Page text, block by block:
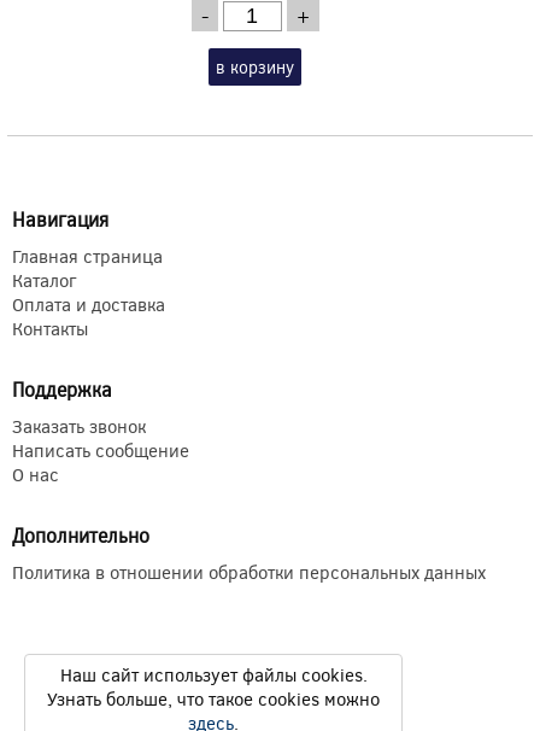
- +
в корзину
Навигация
Главная страница
Каталог
Оплата и доставка
Контакты
Поддержка
Заказать звонок
Написать сообщение
О нас
Дополнительно
Политика в отношении обработки персональных данных
Наш сайт использует файлы cookies.
Узнать больше, что такое cookies можно
здесь.